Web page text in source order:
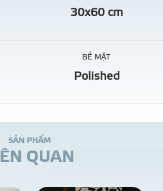
30x60 cm
BỀ MẶT
Polished
SẢN PHẨM
ÊN QUAN